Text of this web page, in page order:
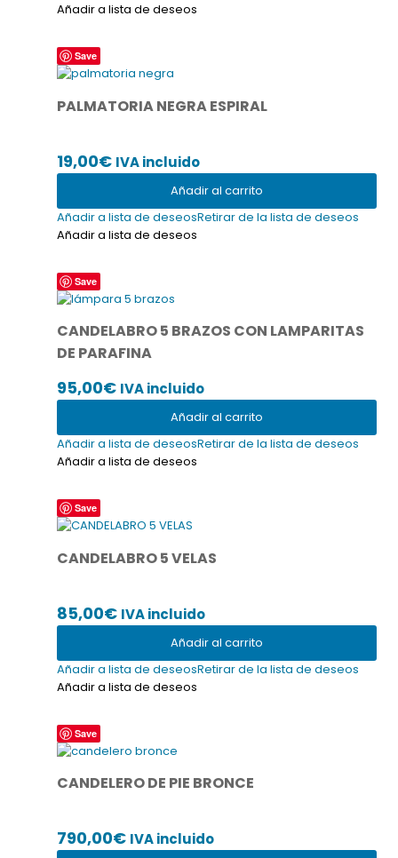
Añadir a lista de deseos
Save
PALMATORIA NEGRA ESPIRAL
19,00€ IVA incluido
Añadir al carrito
Añadir a lista de deseosRetirar de la lista de deseos
Añadir a lista de deseos
Save
CANDELABRO 5 BRAZOS CON LAMPARITAS
DE PARAFINA
95,00€ IVA incluido
Añadir al carrito
Añadir a lista de deseosRetirar de la lista de deseos
Añadir a lista de deseos
Save
CANDELABRO 5 VELAS
85,00€ IVA incluido
Añadir al carrito
Añadir a lista de deseosRetirar de la lista de deseos
Añadir a lista de deseos
Save
CANDELERO DE PIE BRONCE
790,00€ IVA incluido